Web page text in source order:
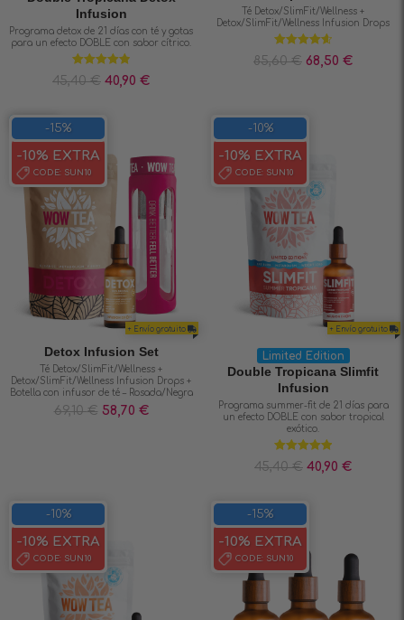
Infusion
Programa detox de 21 días con té y gotas
para un efecto DOBLE con sabor cítrico.
Valorado en
4.88de 5
45,40€ 40,90 €
Té Detox/SlimFit/Wellness +
Detox/SlimFit/Wellness Infusion Drops
Valorado en
4.67de 5
85,60€ 68,50 €
+ Envío gratuito
SAVE 15%-15%
-10% EXTRA
CODE: SUN10
Detox Infusion Set
Té Detox/SlimFit/Wellness +
Detox/SlimFit/Wellness Infusion Drops +
Botella con infusor de té – Rosada/Negra
69,10€ 58,70 €
+ Envío gratuito
-10%
-10% EXTRA
CODE: SUN10
Limited Edition
Double Tropicana Slimfit
Infusion
Programa summer-fit de 21 días para
un efecto DOBLE con sabor tropical
exótico.
Valorado en
5.00de 5
45,40€ 40,90 €
-10%
-10% EXTRA
CODE: SUN10
-15%
-10% EXTRA
CODE: SUN10